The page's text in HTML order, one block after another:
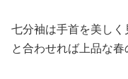
七分袖は手首を美し
と合わせれば上品な春